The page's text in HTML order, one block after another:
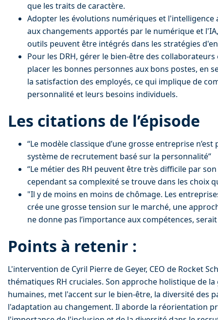
que les traits de caractère.
Adopter les évolutions numériques et
aux changements apportés par le numérique et
outils peuvent être intégrés dans les stratégies
Pour les DRH, gérer le bien-être des
placer les bonnes personnes aux bons postes, en
la satisfaction des employés, ce qui implique de
personnalité et leurs besoins individuels.
Les citations de l’épisode
“Le modèle classique d’une grosse entreprise
système de recrutement basé sur la personnalité”
“Le métier des RH peuvent être très difficile par
cependant sa complexité se trouve dans les choix
"Il y de moins en moins de chômage. Les
crée une grosse tension sur le marché, une
ne donne pas l’importance aux compétences,
Points à retenir :
L'intervention de Cyril Pierre de Geyer, CEO de Rocket
thématiques RH cruciales. Son approche holistique de
humaines, met l'accent sur le bien-être, la diversité des
l'adaptation au changement. Il aborde la réorientation